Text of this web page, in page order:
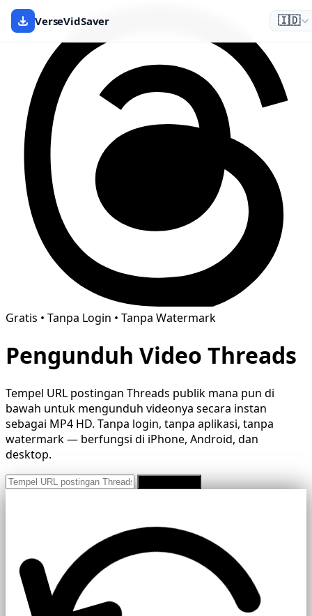
VerseVidSaver 🇮🇩
Gratis • Tanpa Login • Tanpa Watermark
Pengunduh Video Threads
Tempel URL postingan Threads publik mana pun di
bawah untuk mengunduh videonya secara instan
sebagai MP4 HD. Tanpa login, tanpa aplikasi, tanpa
watermark — berfungsi di iPhone, Android, dan
desktop.